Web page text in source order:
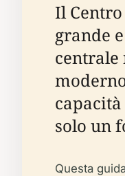
Il
grande
centrale
solo un
Questa